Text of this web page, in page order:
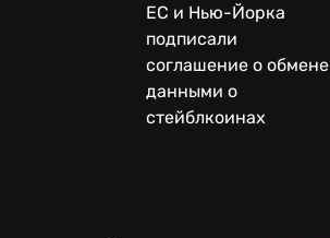
ЕС и Нью-Йорка
подписали
соглашение о обмене
данными о
стейблкоинах